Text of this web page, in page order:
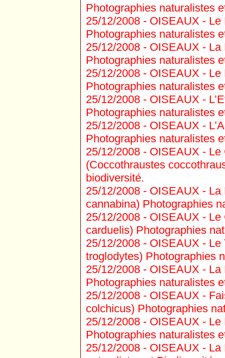
Photographies naturalistes
25/12/2008 - OISEAUX - Le
Photographies naturalistes
25/12/2008 - OISEAUX - La
Photographies naturalistes
25/12/2008 - OISEAUX - Le
Photographies naturalistes
25/12/2008 - OISEAUX -
Photographies naturalistes
25/12/2008 - OISEAUX -
Photographies naturalistes
25/12/2008 - OISEAUX - Le
(Coccothraustes
biodiversité.
25/12/2008 - OISEAUX - La
cannabina) Photographies
25/12/2008 - OISEAUX - Le
carduelis) Photographies
25/12/2008 - OISEAUX - Le
troglodytes) Photographies
25/12/2008 - OISEAUX - La
Photographies naturalistes
25/12/2008 - OISEAUX -
colchicus) Photographies
25/12/2008 - OISEAUX - Le
Photographies naturalistes
25/12/2008 - OISEAUX - La